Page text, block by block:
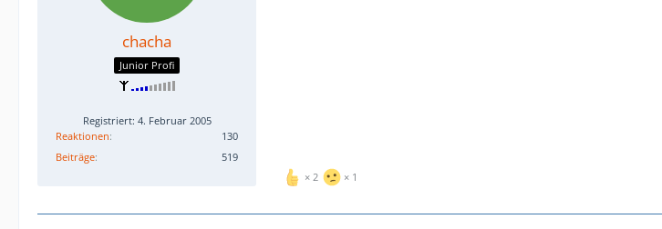
chacha
Junior Profi
Registriert: 4. Februar 2005
Reaktionen
130
Beiträge
519
2 1